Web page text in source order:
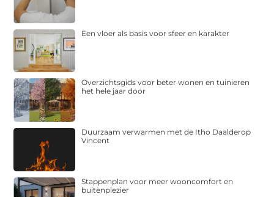
Een vloer als basis voor sfeer en karakter
Overzichtsgids voor beter wonen en tuinieren
het hele jaar door
Duurzaam verwarmen met de Itho Daalderop
Vincent
Stappenplan voor meer wooncomfort en
buitenplezier